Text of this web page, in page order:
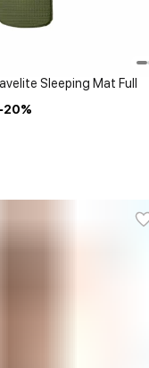
20%
Sleeping Mat Full